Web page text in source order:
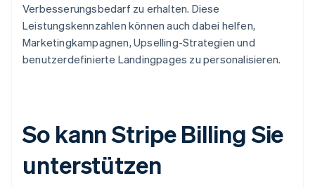
Verbesserungsbedarf zu erhalten. Diese
Leistungskennzahlen können auch dabei helfen,
Marketingkampagnen, Upselling-Strategien und
benutzerdefinierte Landingpages zu personalisieren.
So kann Stripe Billing Sie
unterstützen